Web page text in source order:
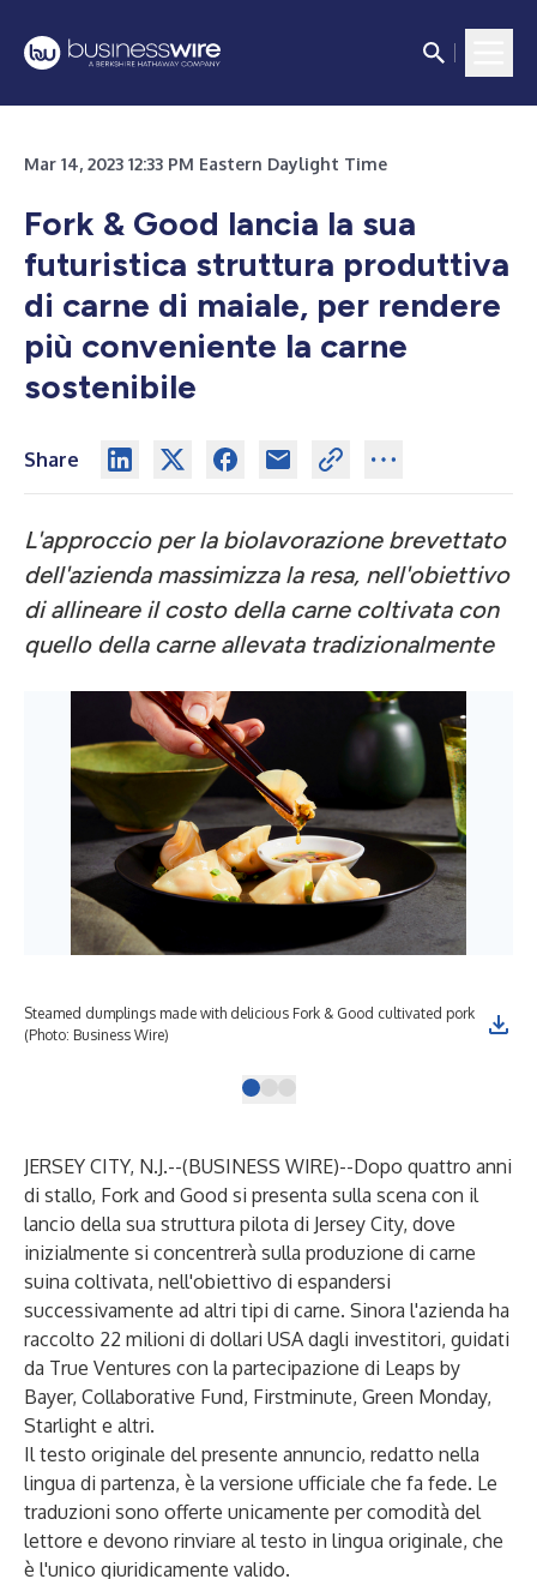
Mar 14, 2023 12:33 PM Eastern Daylight Time
Fork & Good lancia la sua
futuristica struttura produttiva
di carne di maiale, per rendere
più conveniente la carne
sostenibile
Share
L'approccio per la biolavorazione brevettato
dell'azienda massimizza la resa, nell'obiettivo
di allineare il costo della carne coltivata con
quello della carne allevata tradizionalmente
Steamed dumplings made with delicious Fork & Good cultivated pork
(Photo: Business Wire)
JERSEY CITY, N.J.--(BUSINESS WIRE)--Dopo quattro anni
di stallo, Fork and Good si presenta sulla scena con il
lancio della sua struttura pilota di Jersey City, dove
inizialmente si concentrerà sulla produzione di carne
suina coltivata, nell'obiettivo di espandersi
successivamente ad altri tipi di carne. Sinora l'azienda ha
raccolto 22 milioni di dollari USA dagli investitori, guidati
da True Ventures con la partecipazione di Leaps by
Bayer, Collaborative Fund, Firstminute, Green Monday,
Starlight e altri.
Il testo originale del presente annuncio, redatto nella
lingua di partenza, è la versione ufficiale che fa fede. Le
traduzioni sono offerte unicamente per comodità del
lettore e devono rinviare al testo in lingua originale, che
è l'unico giuridicamente valido.